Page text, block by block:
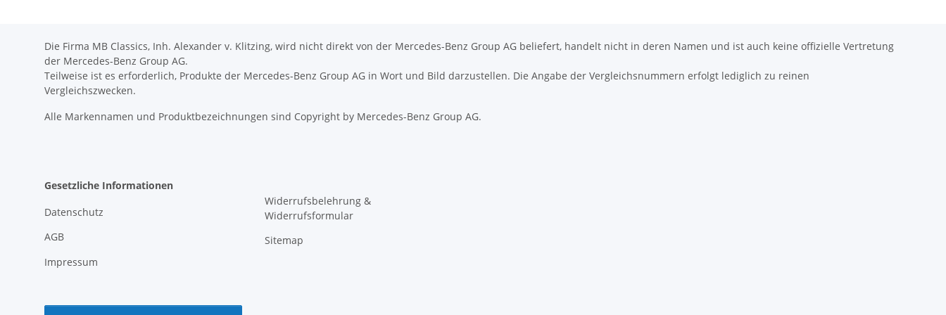
Die Firma MB Classics, Inh. Alexander v. Klitzing, wird nicht direkt von der Mercedes-Benz Group AG beliefert, handelt nicht in deren Namen und ist auch keine offizielle Vertretung
der Mercedes-Benz Group AG.
Teilweise ist es erforderlich, Produkte der Mercedes-Benz Group AG in Wort und Bild darzustellen. Die Angabe der Vergleichsnummern erfolgt lediglich zu reinen
Vergleichszwecken.
Alle Markennamen und Produktbezeichnungen sind Copyright by Mercedes-Benz Group AG.
Gesetzliche Informationen
Datenschutz
AGB
Impressum
Widerrufsbelehrung &
Widerrufsformular
Sitemap